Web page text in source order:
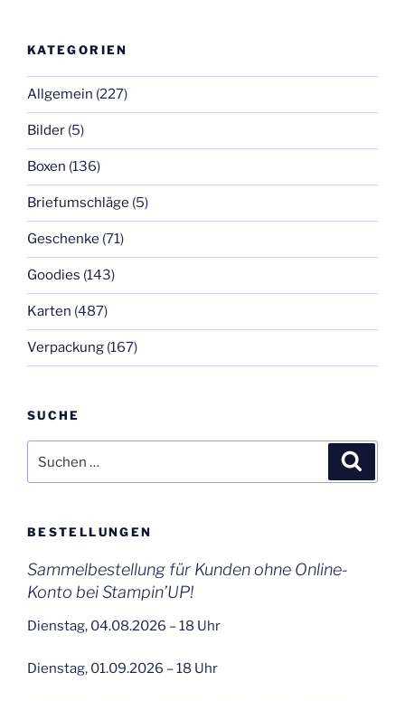
KATEGORIEN
Allgemein (227)
Bilder (5)
Boxen (136)
Briefumschläge (5)
Geschenke (71)
Goodies (143)
Karten (487)
Verpackung (167)
SUCHE
nach:
BESTELLUNGEN
Sammelbestellung für Kunden ohne Online-
Konto bei Stampin’UP!
Dienstag, 04.08.2026 – 18 Uhr
Dienstag, 01.09.2026 – 18 Uhr